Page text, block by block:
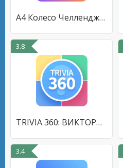
А4 Колесо Челленджей
3.8
TRIVIA 360: ВИКТОРИНА
3.4